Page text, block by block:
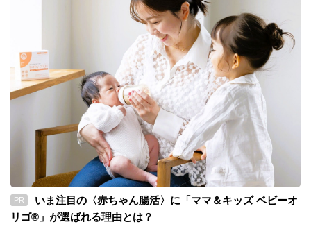
PR
いま注目の〈赤ちゃん腸活〉に「ママ＆キッズ ベビーオ
リゴ®」が選ばれる理由とは？